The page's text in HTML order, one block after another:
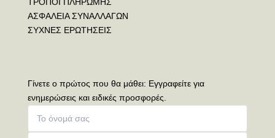
ΤΡΟΠΟΙ ΠΛΗΡΩΜΗΣ
ΑΣΦΑΛΕΙΑ ΣΥΝΑΛΛΑΓΩΝ
ΣΥΧΝΕΣ ΕΡΩΤΗΣΕΙΣ
Γίνετε ο πρώτος που θα μάθει: Εγγραφείτε για
ενημερώσεις και ειδικές προσφορές.